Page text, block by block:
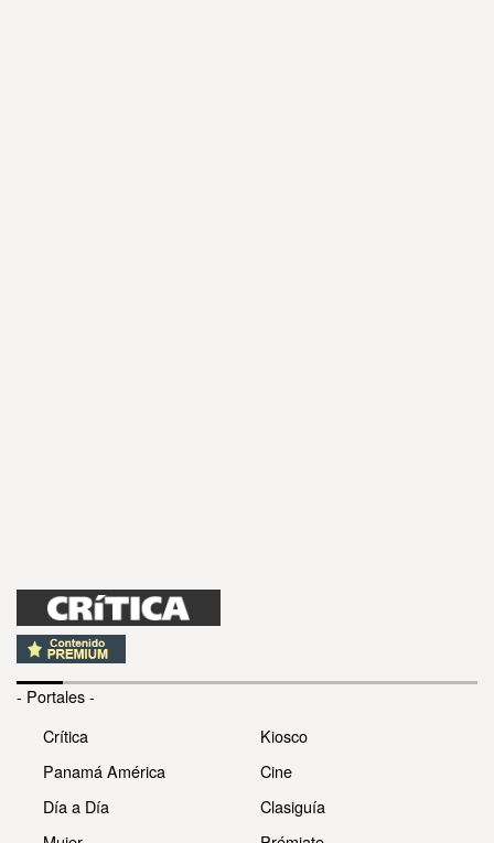
- Portales -
Crítica
Panamá América
Día a Día
Kiosco
Cine
Clasiguía